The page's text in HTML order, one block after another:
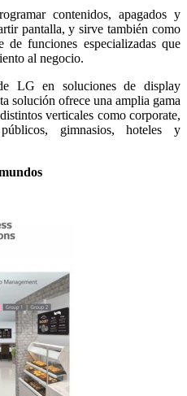
contenidos, apagados y
pantalla, y sirve también como
funciones especializadas que
al negocio.
LG en soluciones de display
solución ofrece una amplia gama
verticales como corporate,
gimnasios, hoteles y